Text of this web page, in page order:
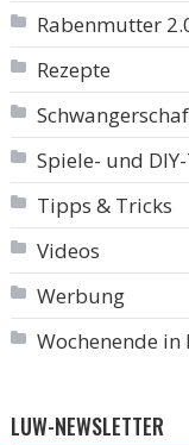
Rabenmutter
Rezepte
Spiele- und
Tipps & Tricks
Videos
Werbung
Wochenende in
LUW-NEWSLETTER